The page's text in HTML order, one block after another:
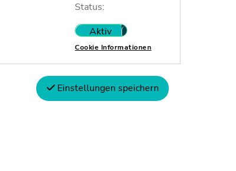
Status:
Aktiv
Nicht aktiv
Cookie Informationen
Einstellungen speichern